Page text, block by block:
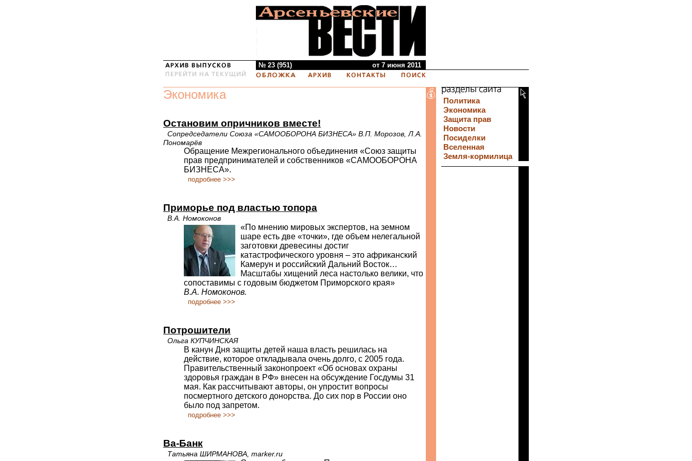
№ 23 (951) от 7 июня 2011
Экономика
Остановим опричников вместе!
Сопредседатели Союза «САМООБОРОНА БИЗНЕСА» В.П. Морозов, Л.А.
Пономарёв
Обращение Межрегионального объединения «Союз защиты
прав предпринимателей и собственников «САМООБОРОНА
БИЗНЕСА».
подробнее >>>
Приморье под властью топора
В.А. Номоконов
«По мнению мировых экспертов, на земном
шаре есть две «точки», где объем нелегальной
заготовки древесины достиг
катастрофического уровня – это африканский
Камерун и российский Дальний Восток…
Масштабы хищений леса настолько велики, что
сопоставимы с годовым бюджетом Приморского края»
В.А. Номоконов.
подробнее >>>
Потрошители
Ольга КУПЧИНСКАЯ
В канун Дня защиты детей наша власть решилась на
действие, которое откладывала очень долго, с 2005 года.
Правительственный законопроект «Об основах охраны
здоровья граждан в РФ» внесен на обсуждение Госдумы 31
мая. Как рассчитывают авторы, он упростит вопросы
посмертного детского донорства. До сих пор в России оно
было под запретом.
подробнее >>>
Ва-Банк
Татьяна ШИРМАНОВА, marker.ru
Политика
Экономика
Защита прав
Новости
Посиделки
Вселенная
Земля-кормилица